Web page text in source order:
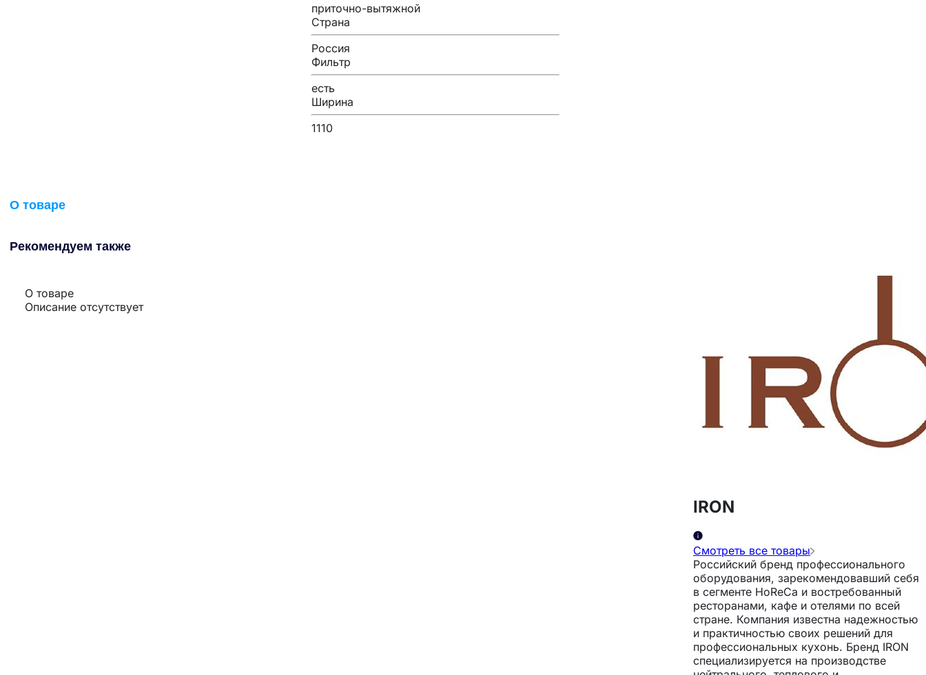
приточно-вытяжной
Страна
Россия
Фильтр
есть
Ширина
1110
О товаре
Рекомендуем также
О товаре
Описание отсутствует
IRON
Смотреть все товары
Российский бренд профессионального
оборудования, зарекомендовавший себя
в сегменте HoReCa и востребованный
ресторанами, кафе и отелями по всей
стране. Компания известна надежностью
и практичностью своих решений для
профессиональных кухонь. Бренд IRON
специализируется на производстве